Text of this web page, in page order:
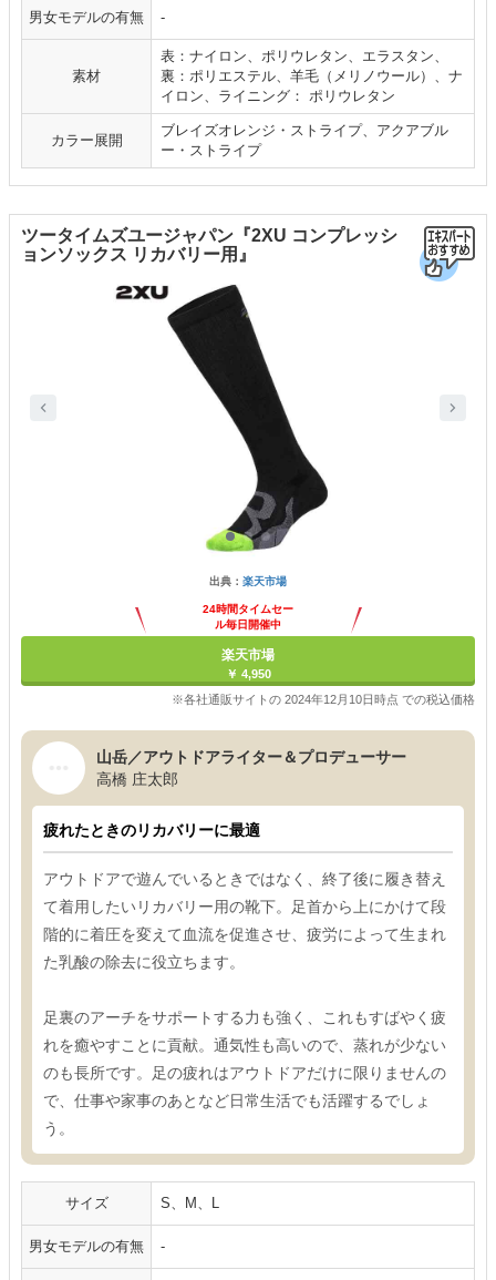
男女モデルの有無 -
素材
表：ナイロン、ポリウレタン、エラスタン、
裏：ポリエステル、羊毛（メリノウール）、ナ
イロン、ライニング： ポリウレタン
カラー展開
ブレイズオレンジ・ストライプ、アクアブル
ー・ストライプ
ツータイムズユージャパン『2XU コンプレッシ
ョンソックス リカバリー用』
出典： 楽天市場
24時間タイムセー
ル毎日開催中
楽天市場
￥ 4,950
※各社通販サイトの 2024年12月10日時点 での税込価格
山岳／アウトドアライター＆プロデューサー
高橋 庄太郎
疲れたときのリカバリーに最適
アウトドアで遊んでいるときではなく、終了後に履き替え
て着用したいリカバリー用の靴下。足首から上にかけて段
階的に着圧を変えて血流を促進させ、疲労によって生まれ
た乳酸の除去に役立ちます。
足裏のアーチをサポートする力も強く、これもすばやく疲
れを癒やすことに貢献。通気性も高いので、蒸れが少ない
のも長所です。足の疲れはアウトドアだけに限りませんの
で、仕事や家事のあとなど日常生活でも活躍するでしょ
う。
サイズ S、M、L
男女モデルの有無 -